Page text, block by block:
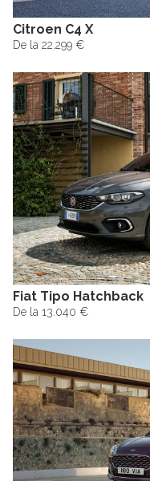
Citroen C4 X
De la 22.299 €
Fiat Tipo Hatchback
De la 13.040 €